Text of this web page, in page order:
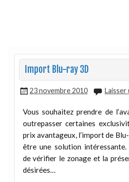
Import Blu-ray 3D
23 novembre 2010 Laisser
Vous souhaitez prendre de
outrepasser certaines
prix avantageux, l’import de
être une solution
de vérifier le zonage et la
désirées…